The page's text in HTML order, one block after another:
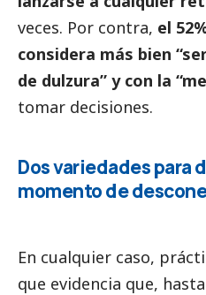
veces. Por contra, el
considera más bien
de dulzura” y con la
tomar decisiones.
Dos variedades para
momento de
En cualquier caso,
que evidencia que,